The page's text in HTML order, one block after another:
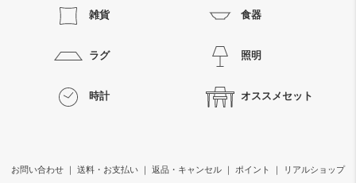
雑貨 食器
ラグ 照明
時計 オススメセット
お問い合わせ ｜ 送料・お支払い ｜ 返品・キャンセル ｜ ポイント ｜ リアルショップ